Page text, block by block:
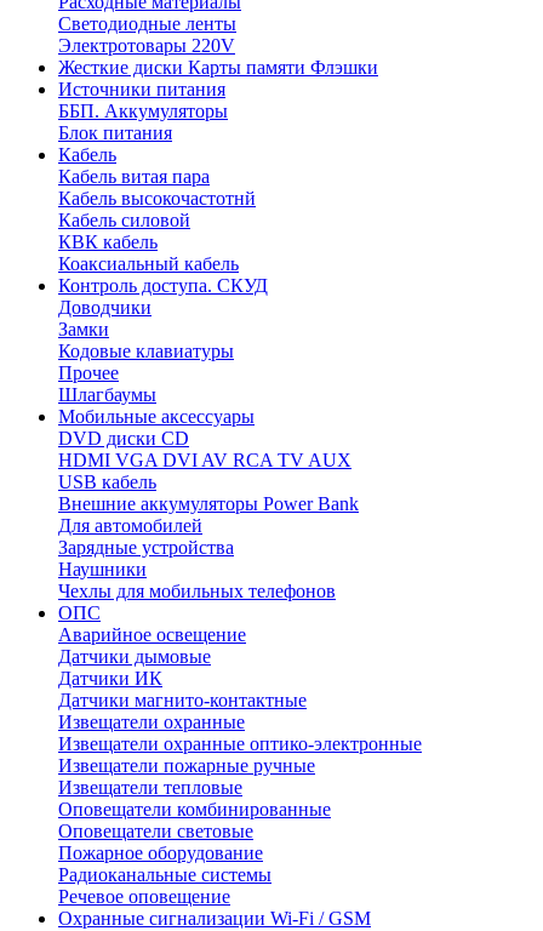
Светодиодные ленты
Электротовары 220V
Жесткие диски Карты памяти Флэшки
Источники питания
ББП. Аккумуляторы
Блок питания
Кабель
Кабель витая пара
Кабель высокочастотнй
Кабель силовой
КВК кабель
Коаксиальный кабель
Контроль доступа. СКУД
Доводчики
Замки
Кодовые клавиатуры
Прочее
Шлагбаумы
Мобильные аксессуары
DVD диски CD
HDMI VGA DVI AV RCA TV AUX
USB кабель
Внешние аккумуляторы Power Bank
Для автомобилей
Зарядные устройства
Наушники
Чехлы для мобильных телефонов
ОПС
Аварийное освещение
Датчики дымовые
Датчики ИК
Датчики магнито-контактные
Извещатели охранные
Извещатели охранные оптико-электронные
Извещатели пожарные ручные
Извещатели тепловые
Оповещатели комбинированные
Оповещатели световые
Пожарное оборудование
Радиоканальные системы
Речевое оповещение
Охранные сигнализации Wi-Fi / GSM